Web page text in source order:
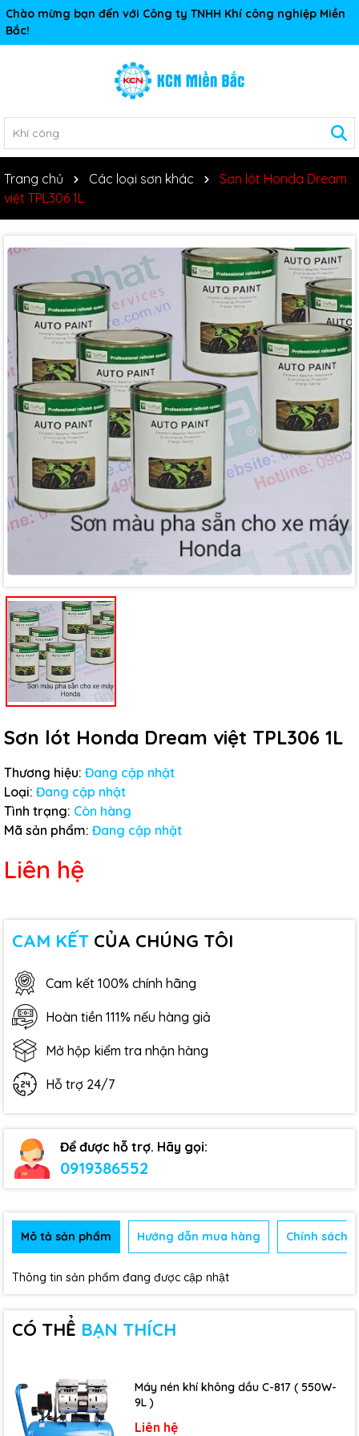
Chào mừng bạn đến với Công ty TNHH Khí công nghiệp Miền
Bắc!
Trang chủ Các loại sơn khác
Sơn lót Honda Dream
việt TPL306 1L
Sơn lót Honda Dream việt TPL306 1L
Thương hiệu: Đang cập nhật
Loại: Đang cập nhật
Tình trạng: Còn hàng
Mã sản phẩm: Đang cập nhật
Liên hệ
CAM KẾT CỦA CHÚNG TÔI
Cam kết 100% chính hãng
Hoàn tiền 111% nếu hàng giả
Mở hộp kiểm tra nhận hàng
Hỗ trợ 24/7
Để được hỗ trợ. Hãy gọi:
0919386552
Mô tả sản phẩm Hướng dẫn mua hàng Chính sách
Thông tin sản phẩm đang được cập nhật
CÓ THỂ BẠN THÍCH
Máy nén khí không dầu C-817 ( 550W-
9L )
Liên hệ